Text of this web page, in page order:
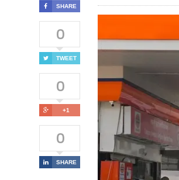
SHARE
0
TWEET
0
+1
0
SHARE